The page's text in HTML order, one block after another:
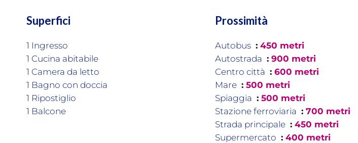
Superfici
1 Ingresso
1 Cucina abitabile
1 Camera da letto
1 Bagno con doccia
1 Ripostiglio
1 Balcone
Prossimità
Autobus
450 metri
Autostrada
900 metri
Centro città
600 metri
Mare
500 metri
Spiaggia
500 metri
Stazione ferroviaria
700 metri
Strada principale
450 metri
Supermercato
400 metri